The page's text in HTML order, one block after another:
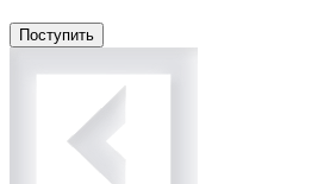
Поступить